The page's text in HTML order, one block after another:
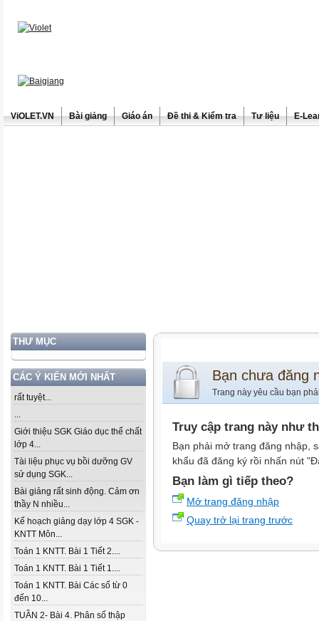
ViOLET.VN Bài giảng Giáo án Đề thi & Kiểm tra Tư liệu E-
THƯ MỤC
CÁC Ý KIẾN MỚI NHẤT
rất tuyệt...
...
Giới thiệu SGK Giáo dục thể chất
lớp 4...
Tài liệu phục vụ bồi dưỡng GV
sử dụng SGK...
Bài giảng rất sinh động. Cảm ơn
thầy N nhiều...
Kế hoạch giảng dạy lớp 4 SGK -
KNTT Môn...
Toán 1 KNTT. Bài 1 Tiết 2....
Toán 1 KNTT. Bài 1 Tiết 1....
Toán 1 KNTT. Bài Các số từ 0
đến 10...
TUẦN 2- Bài 4. Phân số thập
Bạn chưa đăng
Trang này yêu cầu bạn
Truy cập trang này như
Bạn phải mở trang đăng nhập,
khẩu đã đăng ký rồi nhấn nút
Bạn làm gì tiếp theo?
Mở trang đăng nhập
Quay trở lại trang trước